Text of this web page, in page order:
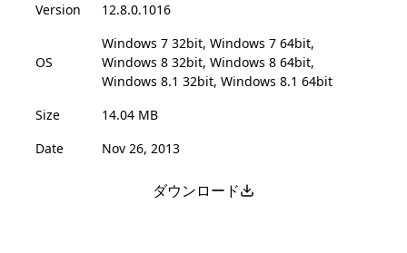
Version 12.8.0.1016
OS
Windows 7 32bit, Windows 7 64bit,
Windows 8 32bit, Windows 8 64bit,
Windows 8.1 32bit, Windows 8.1 64bit
Size
14.04 MB
Date
Nov 26, 2013
ダウンロード